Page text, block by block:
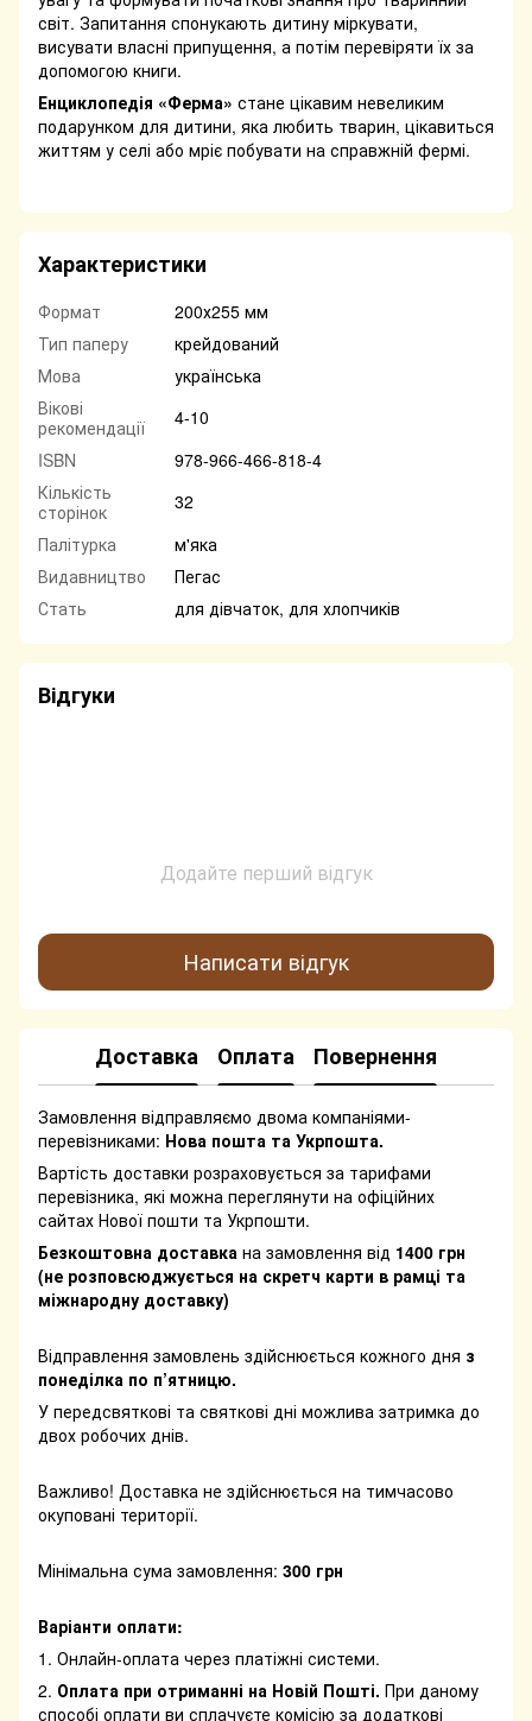
світ. Запитання спонукають дитину міркувати,
висувати власні припущення, а потім перевіряти їх за
допомогою книги.
Енциклопедія «Ферма» стане цікавим невеликим
подарунком для дитини, яка любить тварин, цікавиться
життям у селі або мріє побувати на справжній фермі.
Характеристики
Формат
200х255 мм
Тип паперу
крейдований
Мова
українська
Вікові
рекомендації
4-10
ISBN
978-966-466-818-4
Кількість
сторінок
32
Палітурка
м'яка
Видавництво
Пегас
Стать
для дівчаток, для хлопчиків
Відгуки
Додайте перший відгук
Написати відгук
Доставка Оплата Повернення
Замовлення відправляємо двома компаніями-
перевізниками: Нова пошта та Укрпошта.
Вартість доставки розраховується за тарифами
перевізника, які можна переглянути на офіційних
сайтах Нової пошти та Укрпошти.
Безкоштовна доставка на замовлення від 1400 грн
(не розповсюджується на скретч карти в рамці та
міжнародну доставку)
Відправлення замовлень здійснюється кожного дня з
понеділка по п’ятницю.
У передсвяткові та святкові дні можлива затримка до
двох робочих днів.
Важливо! Доставка не здійснюється на тимчасово
окуповані території.
Мінімальна сума замовлення: 300 грн
Варіанти оплати:
1. Онлайн-оплата через платіжні системи.
2. Оплата при отриманні на Новій Пошті. При даному
способі оплати ви сплачуєте комісію за додаткові